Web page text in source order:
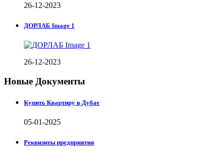
26-12-2023
ДОРЛАБ Image 1
26-12-2023
Новые Документы
Купить Квартиру в Дубае
05-01-2025
Реквизиты предприятия